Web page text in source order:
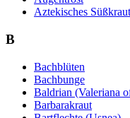
Aztekisches Süßkraut
B
Bachblüten
Bachbunge
Baldrian (Valeriana
Barbarakraut